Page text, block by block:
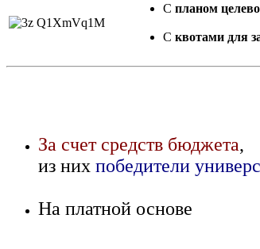
С планом
С квотами для
За счет средств бюджета,
из них победители
На платной основе